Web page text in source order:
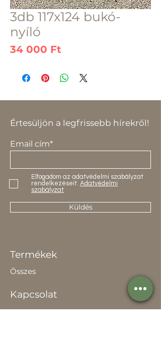
3db 117x124 bukó-
nyíló
34 000 Ft
Értesüljön a legfrissebb hírekről!
Email cím*
Elfogadom az adatvédelmi szabályzat
rendelkezéseit. Adatvédelmi
szabályzat
Küldés
Termékek
Összes
Kapcsolat
Elérhetőség